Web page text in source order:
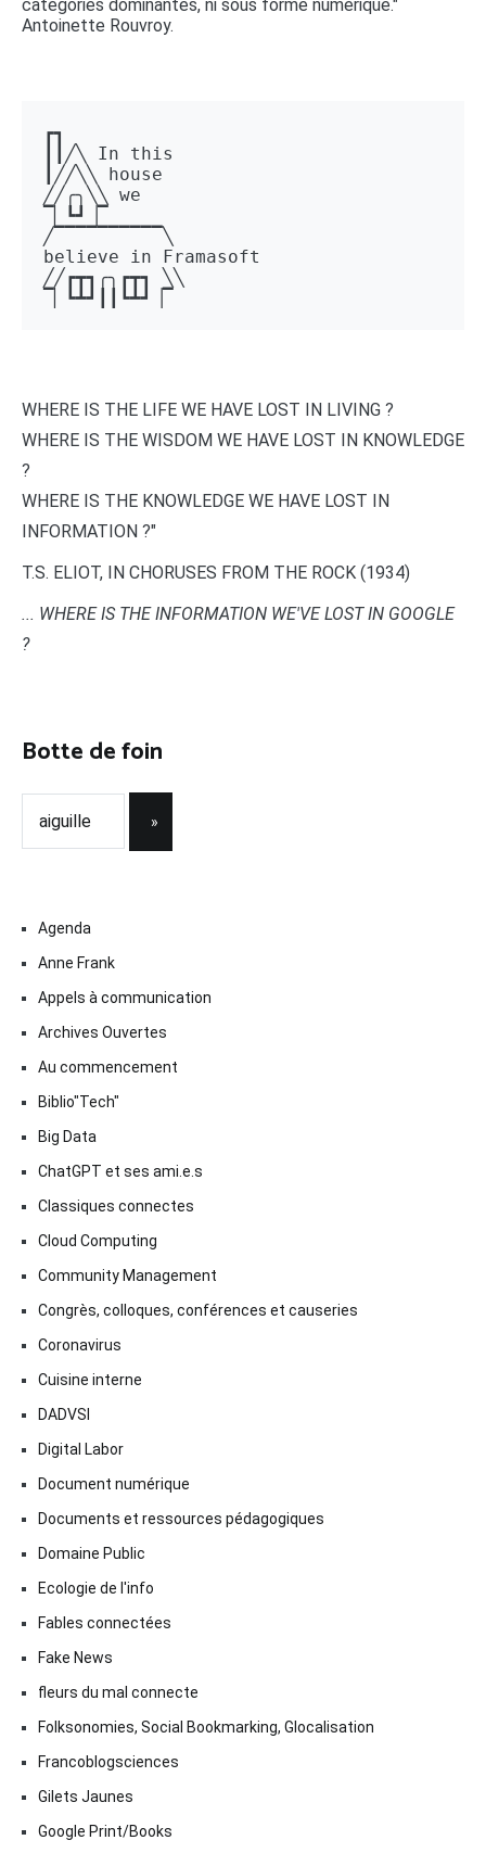
catégories dominantes, ni sous forme numérique."
Antoinette Rouvroy.
┏┓
┃┃╱╲ In this
┃╱╱╲╲ house
╱╱╭╮╲╲ we
▔▏┗┛▕▔
╱▔▔▔▔▔▔▔▔▔▔╲
believe in Framasoft
╱╱┏┳┓╭╮┏┳┓ ╲╲
▔▏┗┻┛┃┃┗┻┛▕▔
WHERE IS THE LIFE WE HAVE LOST IN LIVING ?
WHERE IS THE WISDOM WE HAVE LOST IN KNOWLEDGE
?
WHERE IS THE KNOWLEDGE WE HAVE LOST IN
INFORMATION ?"
T.S. ELIOT, IN CHORUSES FROM THE ROCK (1934)
... WHERE IS THE INFORMATION WE'VE LOST IN GOOGLE
?
Botte de foin
Agenda
Anne Frank
Appels à communication
Archives Ouvertes
Au commencement
Biblio"Tech"
Big Data
ChatGPT et ses ami.e.s
Classiques connectes
Cloud Computing
Community Management
Congrès, colloques, conférences et causeries
Coronavirus
Cuisine interne
DADVSI
Digital Labor
Document numérique
Documents et ressources pédagogiques
Domaine Public
Ecologie de l'info
Fables connectées
Fake News
fleurs du mal connecte
Folksonomies, Social Bookmarking, Glocalisation
Francoblogsciences
Gilets Jaunes
Google Print/Books